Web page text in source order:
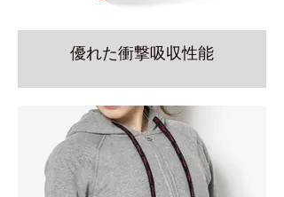
優れた衝撃吸収性能